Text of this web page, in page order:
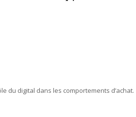
du digital dans les comportements d’achat.